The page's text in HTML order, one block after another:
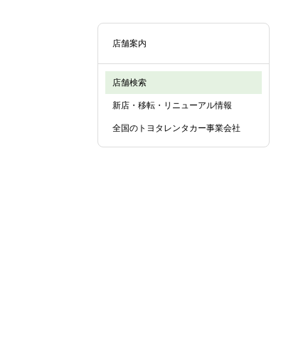
店舗案内
店舗検索
新店・移転・リニューアル情報
全国のトヨタレンタカー事業会社